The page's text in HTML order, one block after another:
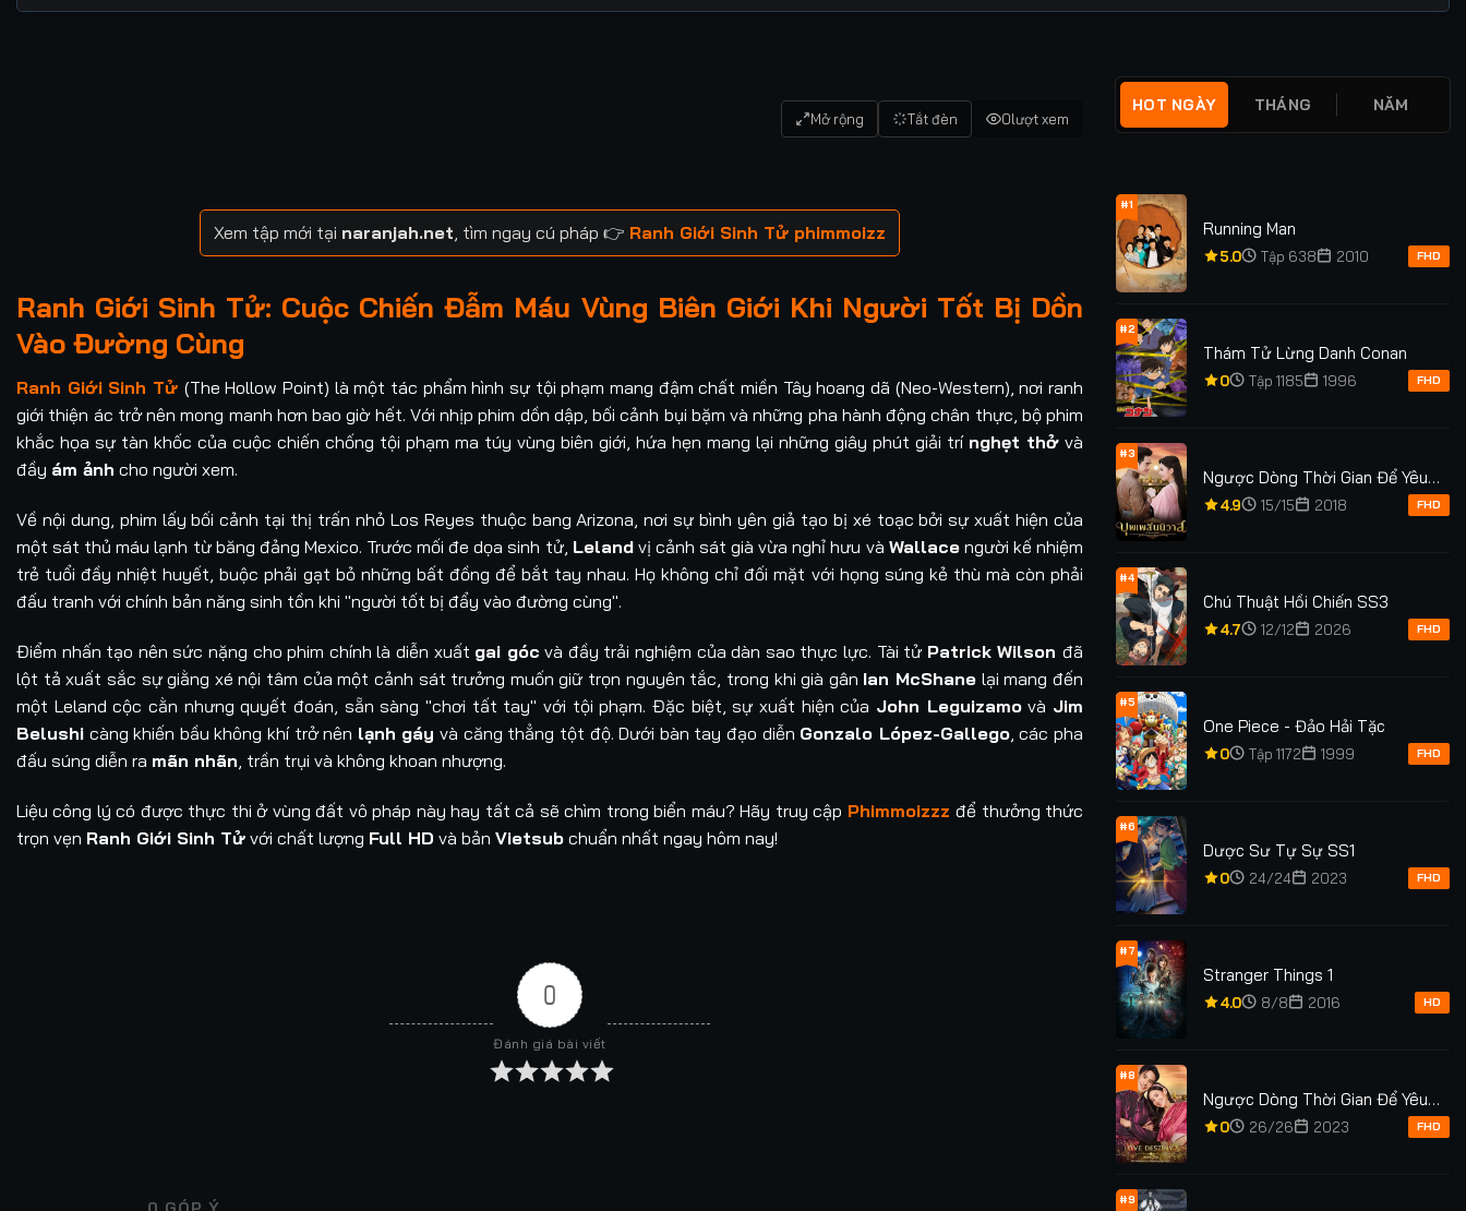
Mở rộng Tắt đèn 0lượt xem
Xem tập mới tại naranjah.net , tìm ngay cú pháp 👉 Ranh Giới Sinh Tử phimmoizz
Ranh Giới Sinh Tử: Cuộc Chiến Đẫm Máu Vùng Biên Giới Khi Người Tốt Bị Dồn
Vào Đường Cùng
Ranh Giới Sinh Tử (The Hollow Point) là một tác phẩm hình sự tội phạm mang đậm chất miền Tây hoang dã (Neo-Western), nơi ranh
giới thiện ác trở nên mong manh hơn bao giờ hết. Với nhịp phim dồn dập, bối cảnh bụi bặm và những pha hành động chân thực, bộ phim
khắc họa sự tàn khốc của cuộc chiến chống tội phạm ma túy vùng biên giới, hứa hẹn mang lại những giây phút giải trí nghẹt thở và
đầy ám ảnh cho người xem.
Về nội dung, phim lấy bối cảnh tại thị trấn nhỏ Los Reyes thuộc bang Arizona, nơi sự bình yên giả tạo bị xé toạc bởi sự xuất hiện của
một sát thủ máu lạnh từ băng đảng Mexico. Trước mối đe dọa sinh tử, Lelandvị cảnh sát già vừa nghỉ hưu và Wallacengười kế nhiệm
trẻ tuổi đầy nhiệt huyết, buộc phải gạt bỏ những bất đồng để bắt tay nhau. Họ không chỉ đối mặt với họng súng kẻ thù mà còn phải
đấu tranh với chính bản năng sinh tồn khi "người tốt bị đẩy vào đường cùng".
Điểm nhấn tạo nên sức nặng cho phim chính là diễn xuất gai góc và đầy trải nghiệm của dàn sao thực lực. Tài tử Patrick Wilsonđã
lột tả xuất sắc sự giằng xé nội tâm của một cảnh sát trưởng muốn giữ trọn nguyên tắc, trong khi già gân Ian McShane lại mang đến
một Leland cộc cằn nhưng quyết đoán, sẵn sàng "chơi tất tay" với tội phạm. Đặc biệt, sự xuất hiện của John Leguizamovà Jim
Belushi càng khiến bầu không khí trở nên lạnh gáy và căng thẳng tột độ. Dưới bàn tay đạo diễn Gonzalo López-Gallego, các pha
đấu súng diễn ra mãn nhãn , trần trụi và không khoan nhượng.
Liệu công lý có được thực thi ở vùng đất vô pháp này hay tất cả sẽ chìm trong biển máu? Hãy truy cập Phimmoizzz để thưởng thức
trọn vẹn Ranh Giới Sinh Tử với chất lượng Full HD và bản Vietsub chuẩn nhất ngay hôm nay!
0
Đánh giá bài viết
HOT NGÀY THÁNG NĂM
#1
Running Man
5.0 Tập 638 2010 FHD
#2
Thám Tử Lừng Danh Conan
0 Tập 1185 1996 FHD
#3
Ngược Dòng Thời Gian Để Yêu
Anh Phần 1
4.9 15/15 2018 FHD
#4
Chú Thuật Hồi Chiến SS3
4.7 12/12 2026 FHD
#5
One Piece - Đảo Hải Tặc
0 Tập 1172 1999 FHD
#6
Dược Sư Tự Sự SS1
0 24/24 2023 FHD
#7
Stranger Things 1
4.0 8/8 2016 HD
#8
Ngược Dòng Thời Gian Để Yêu
Anh Phần 2
0 26/26 2023 FHD
#9